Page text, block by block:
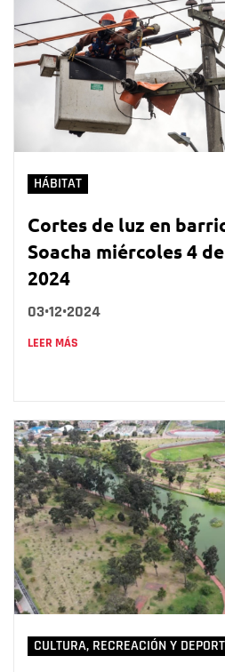
HÁBITAT
Cortes de luz en
Soacha miércoles 4
2024
03•12•2024
LEER MÁS
CULTURA, RECREACIÓN Y